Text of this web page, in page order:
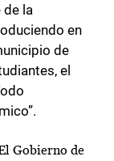
de la
en
de
el
Gobierno de